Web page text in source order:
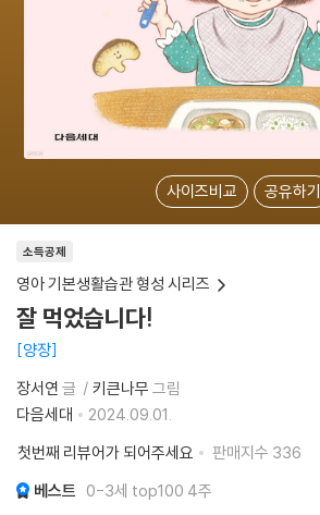
사이즈비교 공유하기
소득공제
영아 기본생활습관 형성 시리즈
잘 먹었습니다!
양장
장서연 글 키큰나무 그림
다음세대
2024.09.01.
첫번째 리뷰어가 되어주세요
판매지수 336
베스트 0-3세 top100 4주